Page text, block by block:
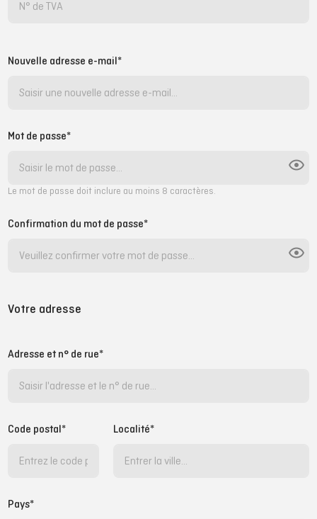
Nouvelle adresse e-mail*
Mot de passe*
Le mot de passe doit inclure au moins 8 caractères.
Confirmation du mot de passe*
Votre adresse
Adresse et n° de rue*
Code postal* Localité*
Pays*